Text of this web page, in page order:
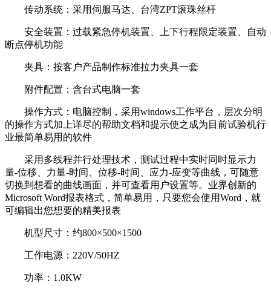
传动系统：采用伺服马达、台湾ZPT滚珠丝杆
安全装置：过载紧急停机装置、上下行程限定装置、自动
断点停机功能
夹具：按客户产品制作标准拉力夹具一套
附件配置：含台式电脑一套
操作方式：电脑控制，采用windows工作平台，层次分明
的操作方式加上详尽的帮助文档和提示使之成为目前试验机行
业最简单易用的软件
采用多线程并行处理技术，测试过程中实时同时显示力
量-位移、力量-时间、位移-时间、应力-应变等曲线，可随意
切换到想看的曲线画面，并可查看用户设置等。业界创新的
Microsoft Word报表格式，简单易用，只要您会使用Word ，就
可编辑出您想要的精美报表
机型尺寸：约800×500×1500
工作电源： 220V/50HZ
功率： 1.0KW